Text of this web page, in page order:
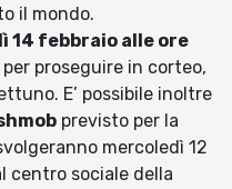
il mondo.
14 febbraio alle ore
per proseguire in corteo,
E’ possibile inoltre
previsto per la
mercoledì 12
centro sociale della